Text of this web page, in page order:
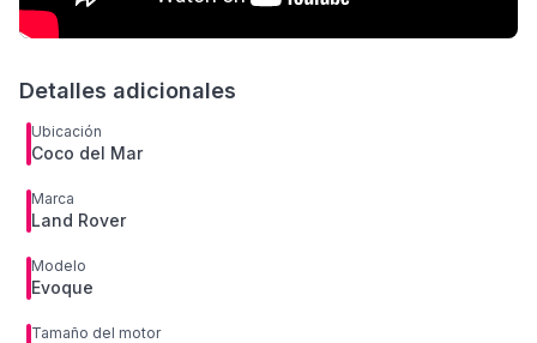
Detalles adicionales
Ubicación
Coco del Mar
Marca
Land Rover
Modelo
Evoque
Tamaño del motor